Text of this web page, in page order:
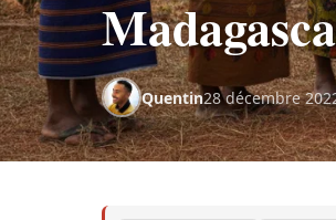
Quentin28 décembre